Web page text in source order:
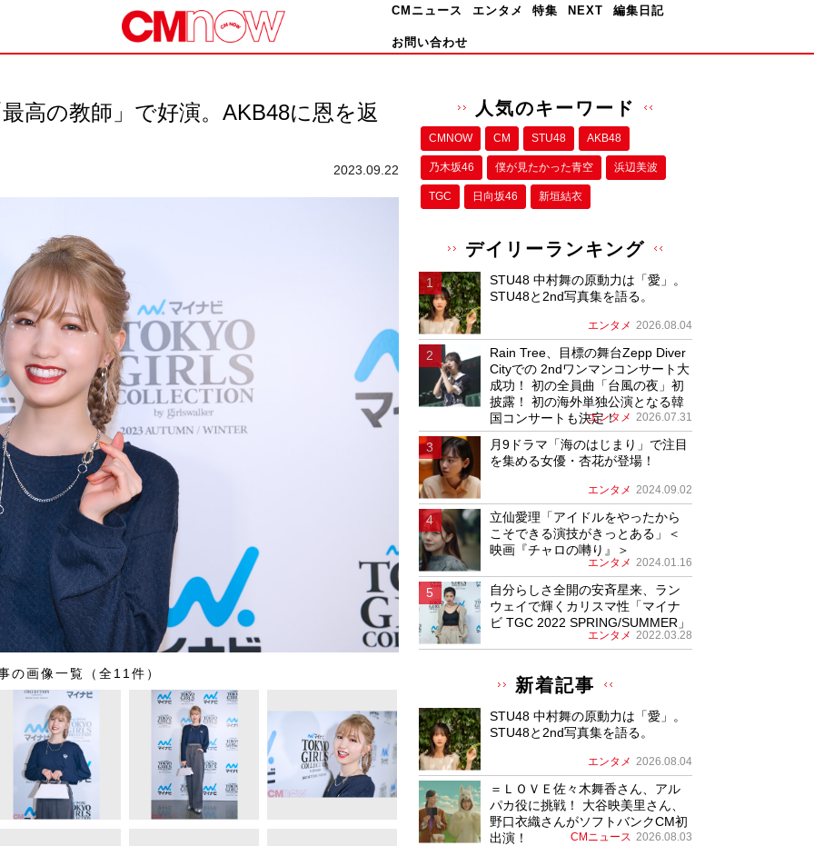
CMニュース エンタメ 特集 NEXT 編集日記
お問い合わせ
高の教師」で好演。AKB48に恩を返
2023.09.22
の画像一覧（全11件）
人気のキーワード
CMNOW CM STU48 AKB48
乃木坂46 僕が⾒たかった⻘空 浜辺美波
TGC 日向坂46 新垣結衣
デイリーランキング
STU48 中村舞の原動力は「愛」。
STU48と2nd写真集を語る。
エンタメ 2026.08.04
Rain Tree、目標の舞台Zepp Diver
Cityでの 2ndワンマンコンサート大
成功！ 初の全員曲「台風の夜」初
披露！ 初の海外単独公演となる韓
国コンサートも決定！
エンタメ 2026.07.31
月9ドラマ「海のはじまり」で注目
を集める女優・杏花が登場！
エンタメ 2024.09.02
立仙愛理「アイドルをやったから
こそできる演技がきっとある」＜
映画『チャロの囀り』＞
エンタメ 2024.01.16
自分らしさ全開の安斉星来、ラン
ウェイで輝くカリスマ性「マイナ
ビ TGC 2022 SPRING/SUMMER」
エンタメ 2022.03.28
新着記事
STU48 中村舞の原動力は「愛」。
STU48と2nd写真集を語る。
エンタメ 2026.08.04
＝ＬＯＶＥ佐々木舞香さん、アル
パカ役に挑戦！ 大谷映美里さん、
野口衣織さんがソフトバンクCM初
出演！
CMニュース 2026.08.03